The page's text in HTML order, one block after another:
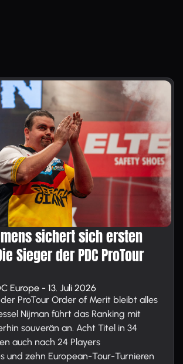
sichert sich ersten
Sieger der PDC ProTour
Europe - 13. Juli 2026
ProTour Order of Merit bleibt alles
Nijman führt das Ranking mit
souverän an. Acht Titel in 34
auch nach 24 Players
und zehn European-Tour-Turnieren